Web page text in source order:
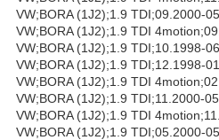
VW;BORA (1J2);1.9 TDI;09.2000-
VW;BORA (1J2);1.9 TDI
VW;BORA (1J2);1.9 TDI;10.1998-
VW;BORA (1J2);1.9 TDI;12.1998-
VW;BORA (1J2);1.9 TDI
VW;BORA (1J2);1.9 TDI;11.2000-
VW;BORA (1J2);1.9 TDI
VW;BORA (1J2);1.9 TDI;05.2000-